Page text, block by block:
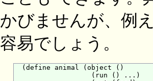
かびませんが、例
容易でしょう。
  (define animal (object ()
                   (run () ...)